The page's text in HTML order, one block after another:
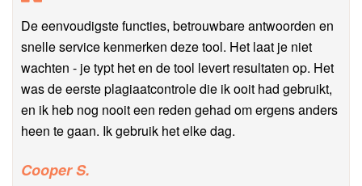
De eenvoudigste functies, betrouwbare antwoorden en
snelle service kenmerken deze tool. Het laat je niet
wachten - je typt het en de tool levert resultaten op. Het
was de eerste plagiaatcontrole die ik ooit had gebruikt,
en ik heb nog nooit een reden gehad om ergens anders
heen te gaan. Ik gebruik het elke dag.
Cooper S.